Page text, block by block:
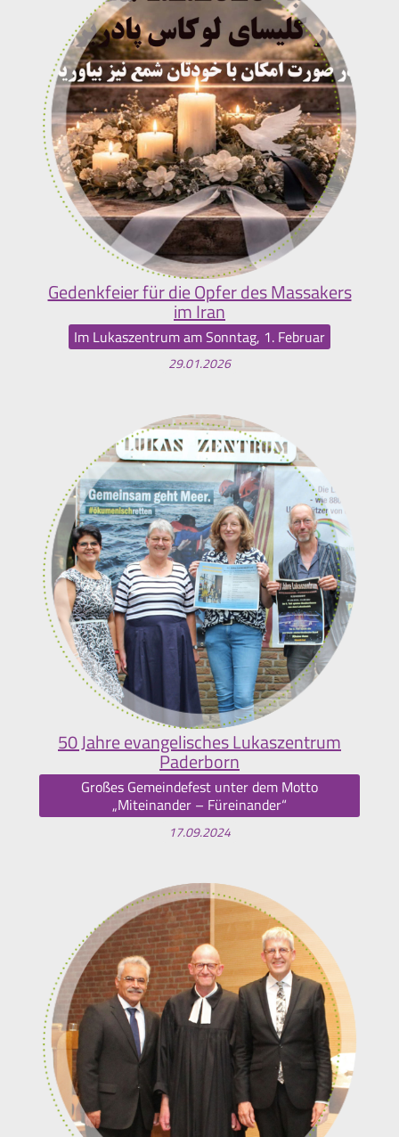
Gedenkfeier für die Opfer des Massakers
im Iran
Im Lukaszentrum am Sonntag, 1. Februar
29.01.2026
50 Jahre evangelisches Lukaszentrum
Paderborn
Großes Gemeindefest unter dem Motto
„Miteinander – Füreinander“
17.09.2024